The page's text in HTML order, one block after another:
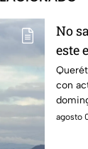
No
este
que
este
con
agosto